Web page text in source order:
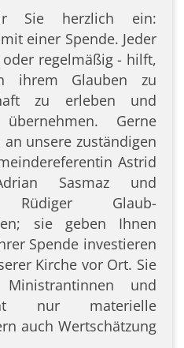
Sie herzlich ein:
einer Spende. Jeder
regelmäßig - hilft,
ihrem Glauben zu
zu erleben und
Gerne
unsere zuständigen
Astrid
Sasmaz und
Rüdiger Glaub-
sie geben Ihnen
Spende investieren
Kirche vor Ort. Sie
und
nur materielle
auch Wertschätzung